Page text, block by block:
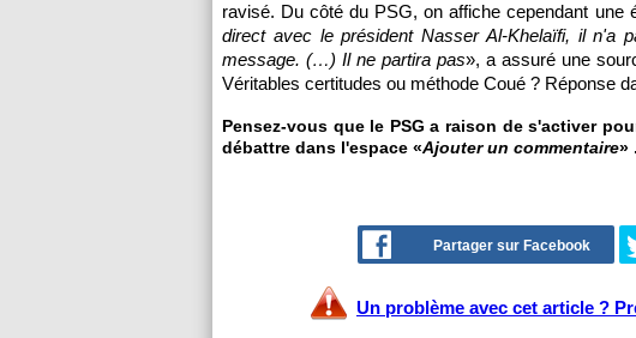
ravisé. Du côté du PSG, on affiche cependant une
direct avec le président Nasser Al-Khelaïfi, il n'a
message. (…) Il ne partira pas», a assuré une
Véritables certitudes ou méthode Coué ? Réponse
Pensez-vous que le PSG a raison de s'activer
débattre dans l'espace «Ajouter un commentaire»
Partager sur Facebook
Un problème avec cet article ?